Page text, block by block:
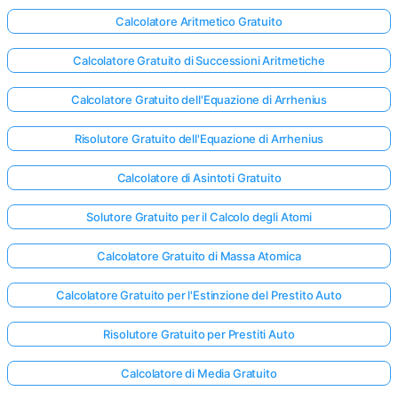
Calcolatore Aritmetico Gratuito
Calcolatore Gratuito di Successioni Aritmetiche
Calcolatore Gratuito dell'Equazione di Arrhenius
Risolutore Gratuito dell'Equazione di Arrhenius
Calcolatore di Asintoti Gratuito
Solutore Gratuito per il Calcolo degli Atomi
Calcolatore Gratuito di Massa Atomica
Calcolatore Gratuito per l'Estinzione del Prestito Auto
Risolutore Gratuito per Prestiti Auto
Calcolatore di Media Gratuito